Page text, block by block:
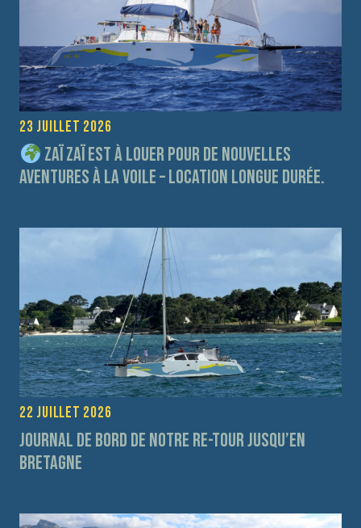
23 juillet 2026
Zaï Zaï est à louer pour de nouvelles
aventures à la voile – Location longue durée.
22 juillet 2026
Journal de bord de notre re-tour jusqu’en
Bretagne